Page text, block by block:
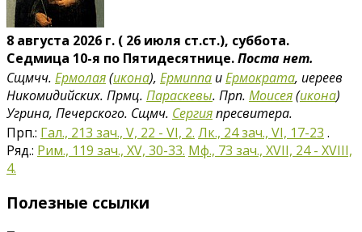
8 августа 2026 г. ( 26 июля ст.ст.), суббота.
Седмица 10-я по Пятидесятнице.Поста нет.
Сщмчч. Ермолая(икона), Ермиппа иЕрмократа, иереев
Никомидийских. Прмц. Параскевы. Прп. Моисея(икона)
Угрина, Печерского. Сщмч. Сергияпресвитера.
Прп.: Гал., 213 зач., V, 22 - VI, 2. Лк., 24 зач., VI, 17-23 .
Ряд.: Рим., 119 зач., XV, 30-33. Мф., 73 зач., XVII, 24 - XVIII,
4.
Полезные ссылки